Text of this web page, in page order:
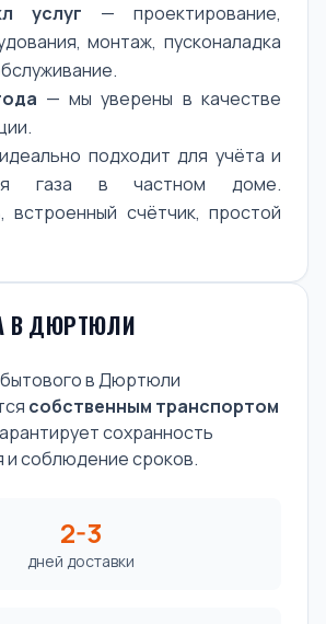
услуг — проектирование,
монтаж, пусконаладка
— мы уверены в качестве
подходит для учёта и
газа в частном доме.
встроенный счётчик, простой
В ДЮРТЮЛИ
в Дюртюли
собственным транспортом
сохранность
и соблюдение сроков.
2-3
дней доставки